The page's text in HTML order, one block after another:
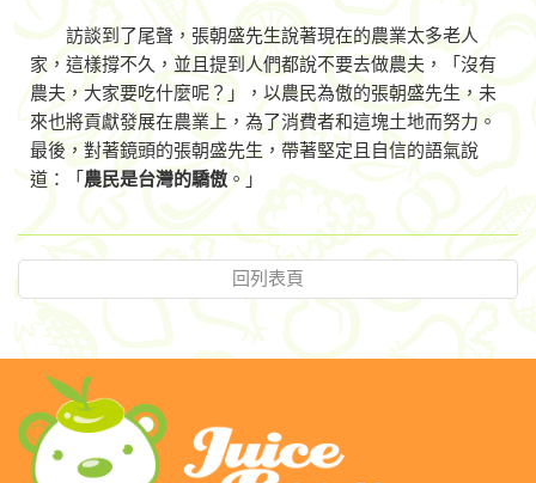
訪談到了尾聲，張朝盛先生說著現在的農業太多老人
家，這樣撐不久，並且提到人們都說不要去做農夫，「沒有
農夫，大家要吃什麼呢？」，以農民為傲的張朝盛先生，未
來也將貢獻發展在農業上，為了消費者和這塊土地而努力。
最後，對著鏡頭的張朝盛先生，帶著堅定且自信的語氣說
道：「 農民是台灣的驕傲 。」
回列表頁